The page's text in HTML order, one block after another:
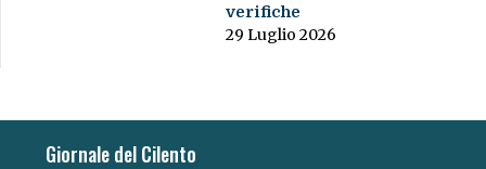
verifiche
29 Luglio 2026
Giornale del Cilento